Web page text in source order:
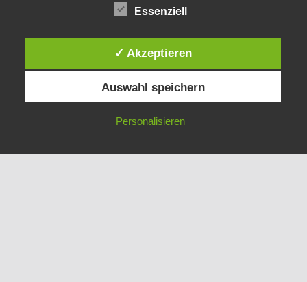
© 2022 Schützenverein Groschlattengrün e.V.
Essenziell
✓ Akzeptieren
Auswahl speichern
Personalisieren